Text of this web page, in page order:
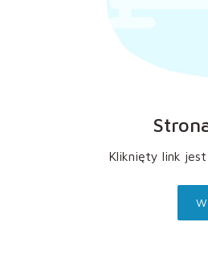
Kliknięty link jest